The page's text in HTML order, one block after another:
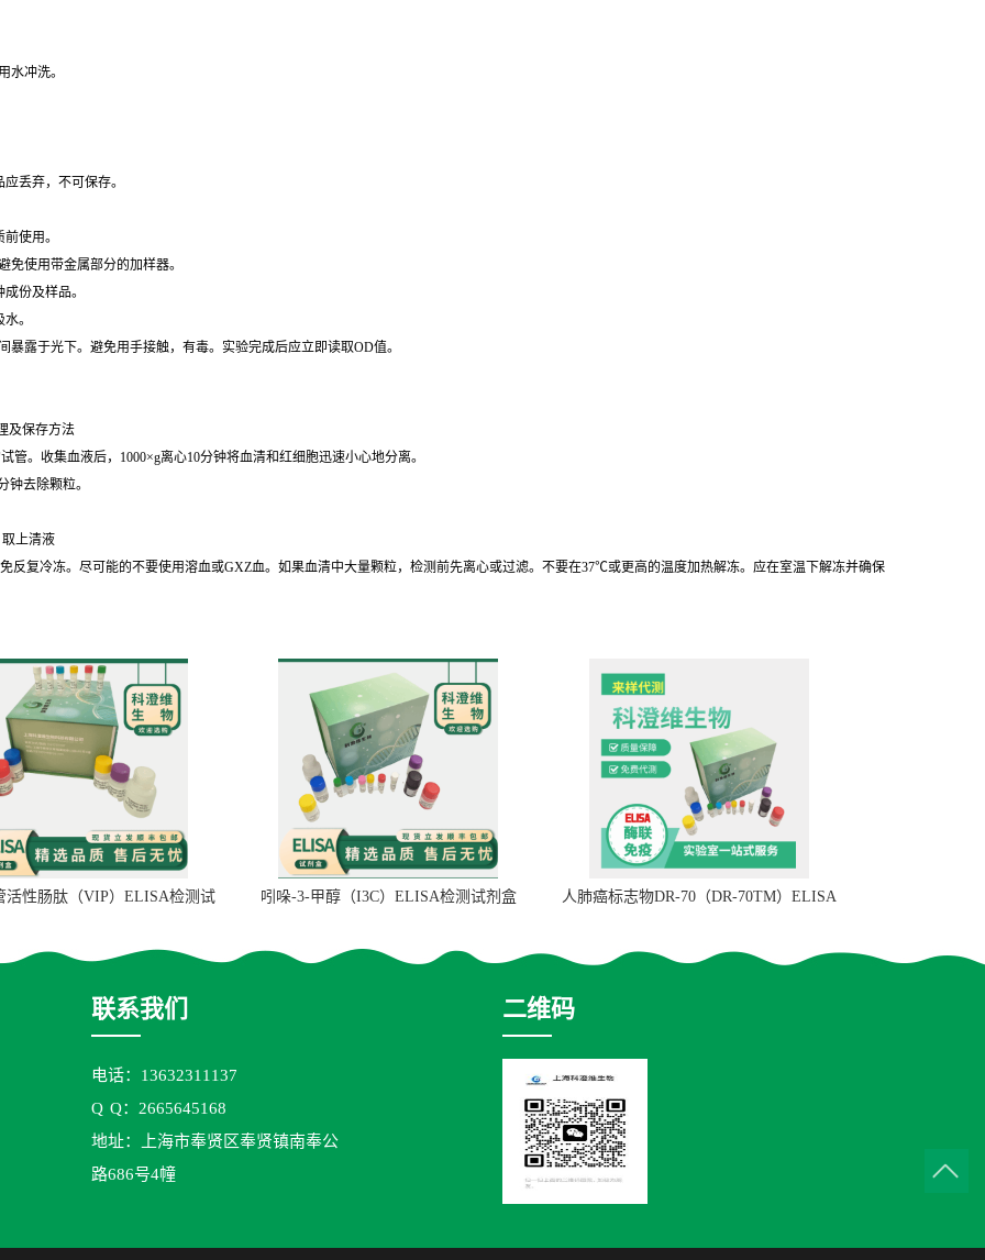
水冲洗。
丢弃，不可保存。
使用。
使用带金属部分的加样器。
份及样品。
。
露于光下。避免用手接触，有毒。实验完成后应立即读取OD值。
及保存方法
。收集血液后，1000×g离心10分钟将血清和红细胞迅速小心地分离。
钟去除颗粒。
上清液
反复冷冻。尽可能的不要使用溶血或GXZ血。如果血清中大量颗粒，检测前先离心或过滤。不要在37℃或更高的温度加热解冻。应在室温下解冻并确保
活性肠肽（VIP）ELISA检测试
吲哚-3-甲醇（I3C）ELISA检测试剂盒
人肺癌标志物DR-70（DR-70TM）ELISA
联系我们
电话：13632311137
Q Q：2665645168
地址：上海市奉贤区奉贤镇南奉公
路686号4幢
二维码